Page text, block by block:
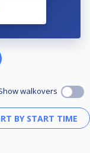
walkovers